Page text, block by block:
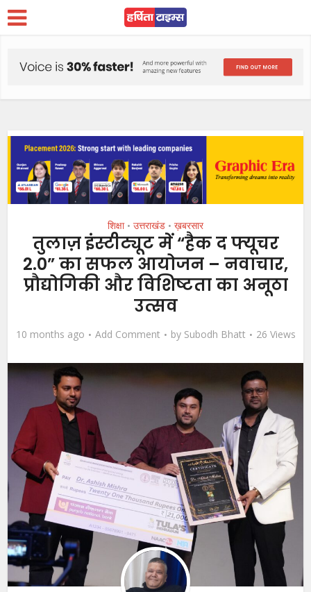
शिक्षा • उत्तराखंड • ख़बरसार
तुलाज़ इंस्टीट्यूट में “हैक द फ्यूचर
2.0” का सफल आयोजन – नवाचार,
प्रौद्योगिकी और विशिष्टता का अनूठा
उत्सव
10 months ago Add Comment by Subodh Bhatt 26 Views